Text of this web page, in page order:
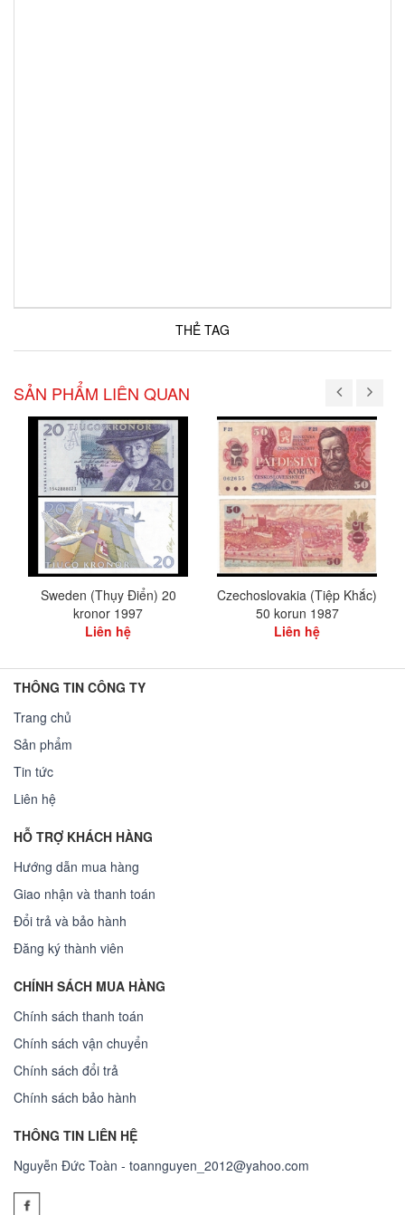
THẺ TAG
SẢN PHẨM LIÊN QUAN
Sweden (Thụy Điển) 20
kronor 1997
Liên hệ
Czechoslovakia (Tiệp Khắc)
50 korun 1987
Liên hệ
THÔNG TIN CÔNG TY
Trang chủ
Sản phẩm
Tin tức
Liên hệ
HỖ TRỢ KHÁCH HÀNG
Hướng dẫn mua hàng
Giao nhận và thanh toán
Đổi trả và bảo hành
Đăng ký thành viên
CHÍNH SÁCH MUA HÀNG
Chính sách thanh toán
Chính sách vận chuyển
Chính sách đổi trả
Chính sách bảo hành
THÔNG TIN LIÊN HỆ
Nguyễn Đức Toàn - toannguyen_2012@yahoo.com